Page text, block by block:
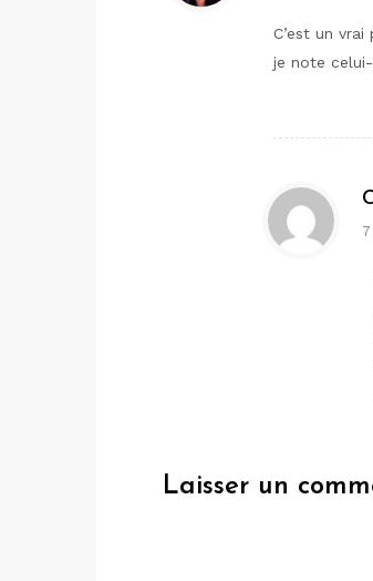
C’est un
je note
Laisser un